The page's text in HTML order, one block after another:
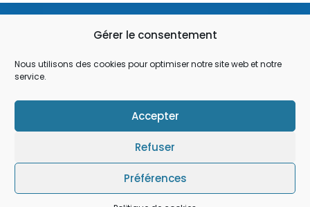
Gérer le consentement
Nous utilisons des cookies pour optimiser notre site web et notre
service.
Accepter
Refuser
Préférences
contact@flauw.fr
47 Rue du Mortier, 59181 Steenwerck